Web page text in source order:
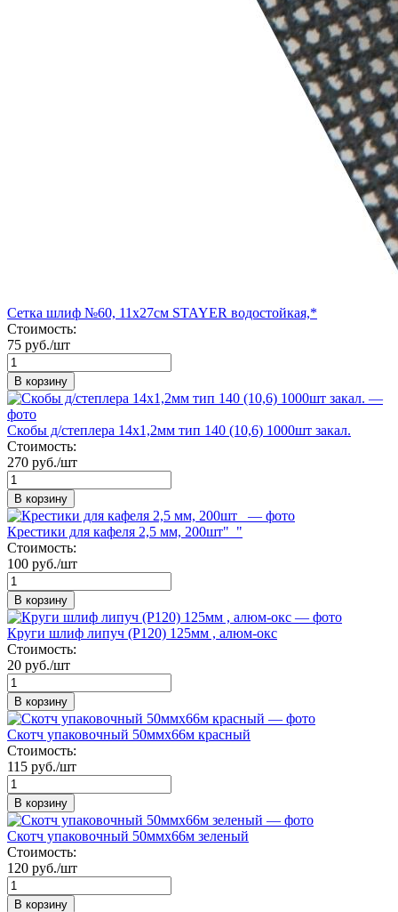
Сетка шлиф №60, 11х27см STAYER водостойкая,*
Стоимость:
75 руб./шт
В корзину
Скобы д/степлера 14х1,2мм тип 140 (10,6) 1000шт закал.
Стоимость:
270 руб./шт
В корзину
Крестики для кафеля 2,5 мм, 200шт"_"
Стоимость:
100 руб./шт
В корзину
Круги шлиф липуч (Р120) 125мм , алюм-окс
Стоимость:
20 руб./шт
В корзину
Скотч упаковочный 50ммх66м красный
Стоимость:
115 руб./шт
В корзину
Скотч упаковочный 50ммх66м зеленый
Стоимость:
120 руб./шт
В корзину